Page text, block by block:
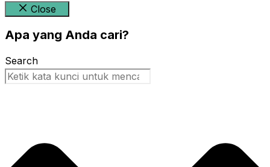
Close
Apa yang Anda cari?
Search